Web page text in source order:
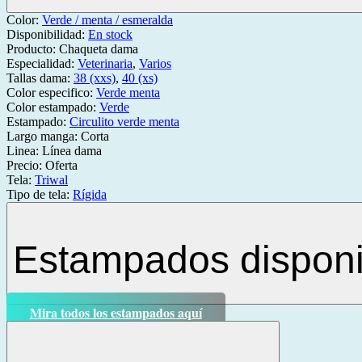
Color: Verde / menta / esmeralda
Disponibilidad: En stock
Producto: Chaqueta dama
Especialidad: Veterinaria, Varios
Tallas dama: 38 (xxs), 40 (xs)
Color especifico: Verde menta
Color estampado: Verde
Estampado: Circulito verde menta
Largo manga: Corta
Linea: Línea dama
Precio: Oferta
Tela: Triwal
Tipo de tela: Rígida
Estampados
Mira todos los estampados aquí